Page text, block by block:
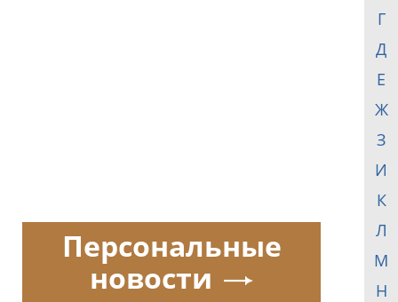
Г
Д
Е
Ж
З
И
К
Л
М
Н
Персональные
новости